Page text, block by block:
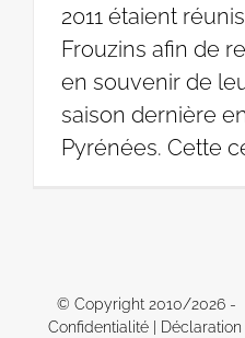
2011 étaient
Frouzins afin de
en souvenir de
saison dernière
Pyrénées. Cette
© Copyright 2010/2026 -
Confidentialité|